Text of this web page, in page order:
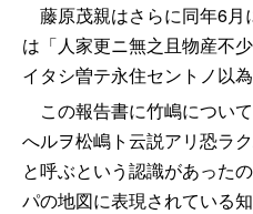
藤原茂親はさらに同年6月
は「人家更ニ無之且物産不
イタシ曽テ永住セントノ以
この報告書に竹嶋につい
へルヲ松嶋ト云説アリ恐ラ
と呼ぶという認識があった
パの地図に表現されている